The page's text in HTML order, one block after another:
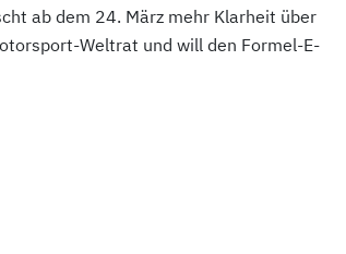
ab dem 24. März mehr Klarheit über
Weltrat und will den Formel-E-